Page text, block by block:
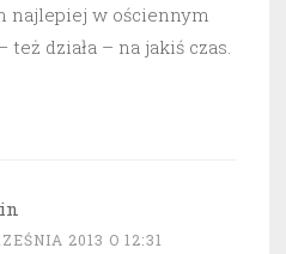
najlepiej w ościennym
działa – na jakiś czas.
2013 O 12:31